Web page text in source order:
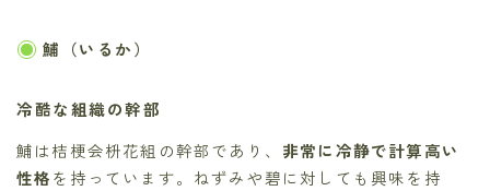
鯆（いるか）
冷酷な組織の幹部
鯆は桔梗会枡花組の幹部であり、 非常に冷静で計算高い
性格を持っています。ねずみや碧に対しても興味を持